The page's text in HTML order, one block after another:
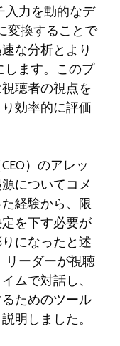
入力を動的なデ
変換することで
な分析とより
ます。このプ
聴者の視点を
効率的に評価
）のアレッ
についてコメ
経験から、限
を下す必要が
になったと述
リーダーが視聴
ムで対話し、
ためのツール
明しました。